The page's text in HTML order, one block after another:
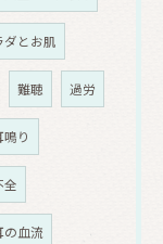
ダとお肌
難聴 過労
鳴り
全
の血流